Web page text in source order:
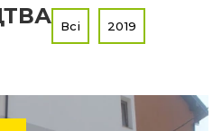
Всі 2019